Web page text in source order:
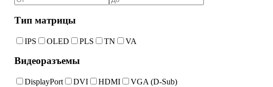
Тип матрицы
IPS OLED PLS TN VA
Видеоразъемы
DisplayPort DVI HDMI VGA (D-Sub)